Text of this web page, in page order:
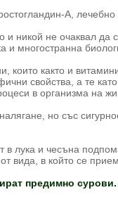
А,
никой не очаквал да
многостранна
които както и
свойства, а те
в организма на
но със
лука и чесъна
вида, в който се
предимно сурови.